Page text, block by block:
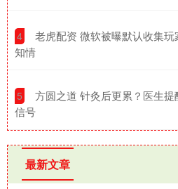
4
老虎配资 微软被曝默认收集
知情
5
方圆之道 针灸后更累？医生
信号
最新文章